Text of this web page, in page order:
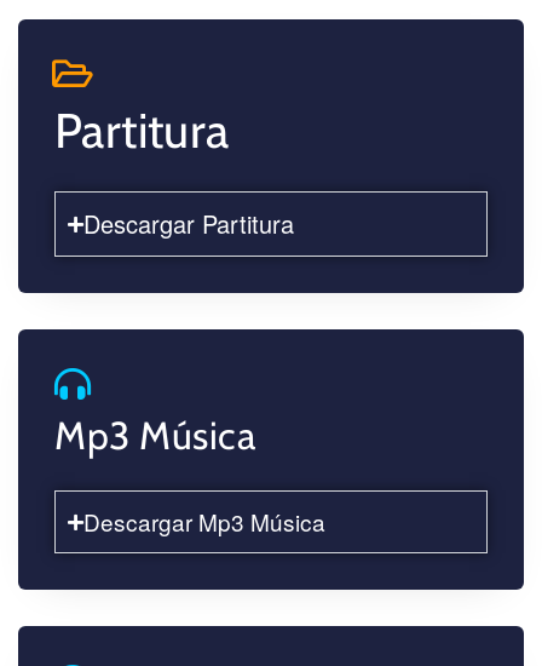
Partitura
Descargar Partitura
Mp3 Música
Descargar Mp3 Música